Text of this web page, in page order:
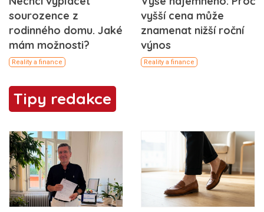
sourozence z
rodinného domu. Jaké
mám možnosti?
Reality a finance
vyšší cena může
znamenat nižší roční
výnos
Reality a finance
Tipy redakce